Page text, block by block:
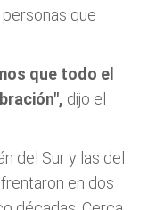
que
que todo el
dijo el
del Sur y las del
en dos